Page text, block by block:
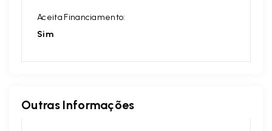
Aceita Financiamento:
Sim
Outras Informações